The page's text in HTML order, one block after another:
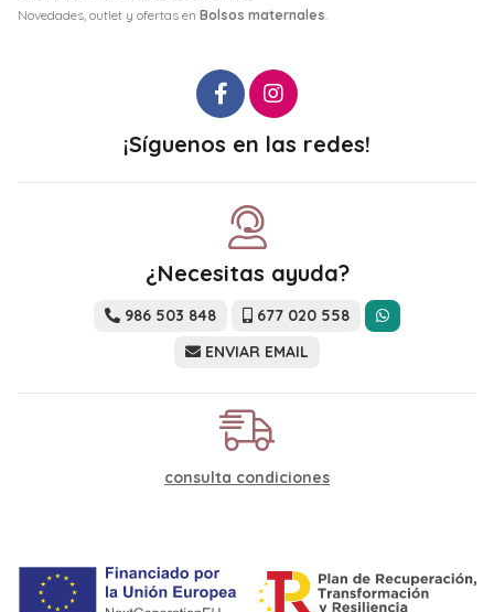
Novedades, outlet y ofertas en Bolsos maternales
¡Síguenos en las redes!
¿Necesitas ayuda?
986 503 848
677 020 558
ENVIAR EMAIL
consulta condiciones